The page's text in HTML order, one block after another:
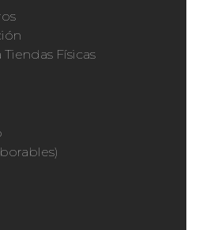
Físicas